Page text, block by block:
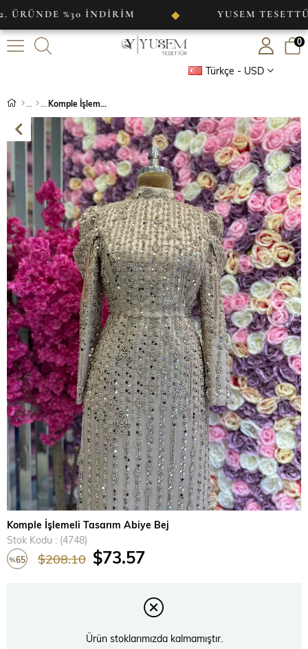
%30 İNDİRİM ◆ YUSEM TESETTÜR
Türkçe - USD
0
Komple İşlemeli Tasarım Abiye Bej
›
Komple İşlemeli Tasarım Abiye Bej
Stok Kodu
(4748)
%65 $208.10 $73.57
Ürün stoklarımızda kalmamıştır.